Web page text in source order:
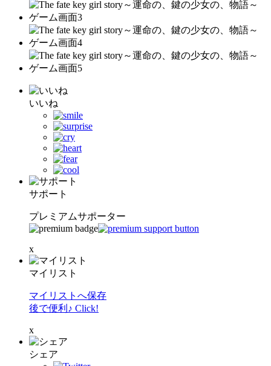
いいね
サポート
プレミアムサポーター
x
マイリスト
マイリストへ保存
後で便利♪ Click!
x
シェア